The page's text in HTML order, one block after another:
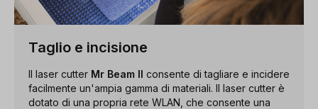
Taglio e incisione
Il laser cutter Mr Beam II consente di tagliare e incidere
facilmente un'ampia gamma di materiali. Il laser cutter è
dotato di una propria rete WLAN, che consente una